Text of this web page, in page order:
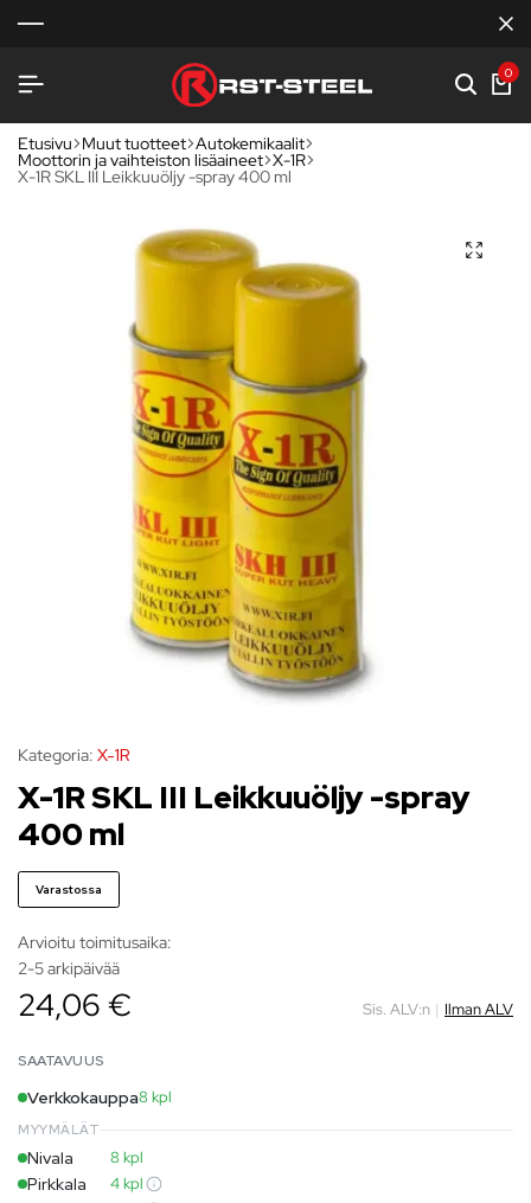
0
Etusivu Muut tuotteet Autokemikaalit
Moottorin ja vaihteiston lisäaineet X-1R
X-1R SKL III Leikkuuöljy -spray 400 ml
Kategoria: X-1R
X-1R SKL III Leikkuuöljy -spray
400 ml
Varastossa
Arvioitu toimitusaika:
2-5 arkipäivää
24,06 € Sis. ALV:n | Ilman ALV
SAATAVUUS
Verkkokauppa8 kpl
MYYMÄLÄT
Nivala 8 kpl
Pirkkala 4 kpl